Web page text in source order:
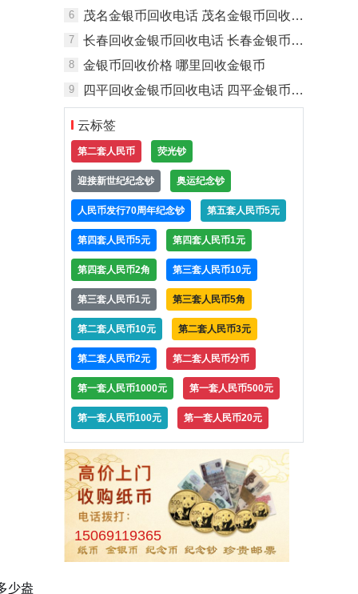
少盎
6 茂名金银币回收电话 茂名金银币回收渠道
7 长春回收金银币回收电话 长春金银币回收渠道
8 金银币回收价格 哪里回收金银币
9 四平回收金银币回收电话 四平金银币回收渠道
云标签
第二套人民币 荧光钞
迎接新世纪纪念钞 奥运纪念钞
人民币发行70周年纪念钞 第五套人民币5元
第四套人民币5元 第四套人民币1元
第四套人民币2角 第三套人民币10元
第三套人民币1元 第三套人民币5角
第二套人民币10元 第二套人民币3元
第二套人民币2元 第二套人民币分币
第一套人民币1000元 第一套人民币500元
第一套人民币100元 第一套人民币20元
15069119365